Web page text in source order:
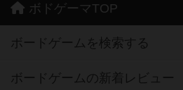
ボドゲーマTOP
ボードゲームを検索する
ボードゲームの新着レビュー